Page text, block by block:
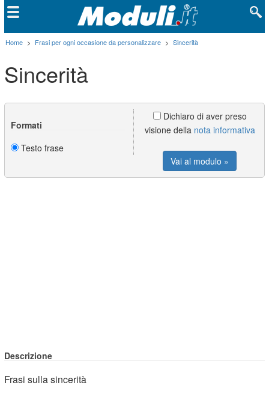
Home > Frasi per ogni occasione da personalizzare > Sincerità
Sincerità
Formati
Testo frase
Dichiaro di aver preso
visione della nota informativa
Vai al modulo »
Descrizione
Frasi sulla sincerità